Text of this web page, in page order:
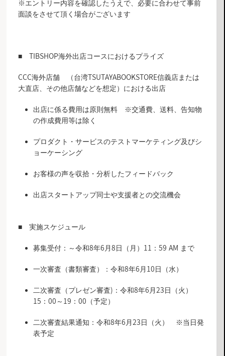
※エントリー内容を確認したうえで、必要に合わせて事前
面談をさせて頂く場合がございます
■TIBSHOP海外出店コースにおけるプライズ
CCC海外店舗 （台湾TSUTAYABOOKSTORE信義店または
大直店、その他店舗などを想定）における出店
出店に係る費用は原則無料 ※交通費、送料、告知物
の作成費用等は除く
プロダクト・サービスのテストマーケティング及びシ
ョーケーシング
お客様の声を収拾・分析したフィードバック
出店スタートアップ同士や支援者との交流機会
■ 実施スケジュール
募集受付：～令和8年6月8日（月）11：59 AM まで
一次審査（書類審査）：令和8年6月10日（水）
二次審査（プレゼン審査)：令和8年6月23日（火）
15：00～19：00（予定）
二次審査結果通知：令和8年6月23日（火） ※当日発
表予定